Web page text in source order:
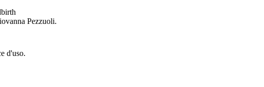
Pezzuoli.
d'uso.